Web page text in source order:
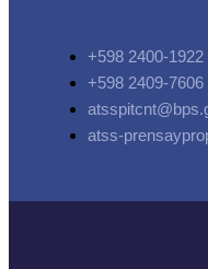
+598 2400-1922
+598 2409-7606
atss-